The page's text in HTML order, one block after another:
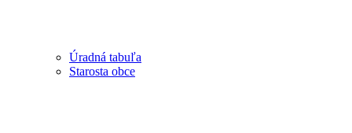
Úradná tabuľa
Starosta obce